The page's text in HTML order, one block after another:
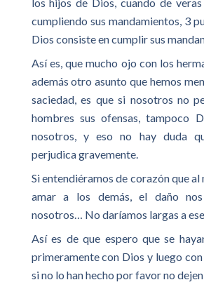
cumpliendo sus mandamientos, 3
Dios consiste en cumplir sus
Así es, que mucho ojo con los
además otro asunto que hemos
saciedad, es que si nosotros no
hombres sus ofensas, tampoco
nosotros, y eso no hay duda
perjudica gravemente.
Si entendiéramos de corazón que al
amar a los demás, el daño
nosotros… No daríamos largas a ese
Así es de que espero que se
primeramente con Dios y luego
si no lo han hecho por favor no